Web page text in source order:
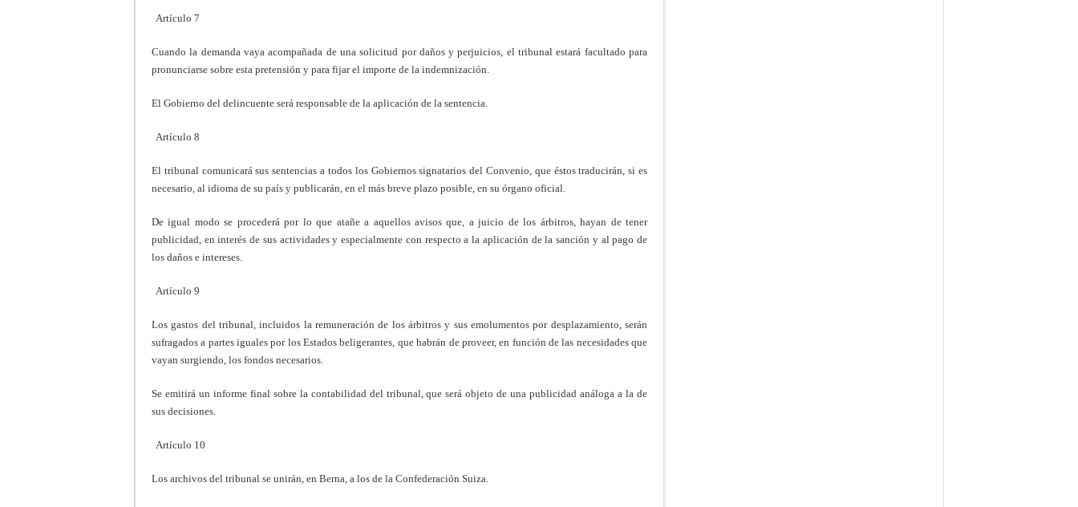
Artículo 7
Cuando la demanda vaya acompañada de una solicitud por daños y perjuicios, el tribunal estará facultado para
pronunciarse sobre esta pretensión y para fijar el importe de la indemnización.
El Gobierno del delincuente será responsable de la aplicación de la sentencia.
Artículo 8
El tribunal comunicará sus sentencias a todos los Gobiernos signatarios del Convenio, que éstos traducirán, si es
necesario, al idioma de su país y publicarán, en el más breve plazo posible, en su órgano oficial.
De igual modo se procederá por lo que atañe a aquellos avisos que, a juicio de los árbitros, hayan de tener
publicidad, en interés de sus actividades y especialmente con respecto a la aplicación de la sanción y al pago de
los daños e intereses.
Artículo 9
Los gastos del tribunal, incluidos la remuneración de los árbitros y sus emolumentos por desplazamiento, serán
sufragados a partes iguales por los Estados beligerantes, que habrán de proveer, en función de las necesidades que
vayan surgiendo, los fondos necesarios.
Se emitirá un informe final sobre la contabilidad del tribunal, que será objeto de una publicidad análoga a la de
sus decisiones.
Artículo 10
Los archivos del tribunal se unirán, en Berna, a los de la Confederación Suiza.